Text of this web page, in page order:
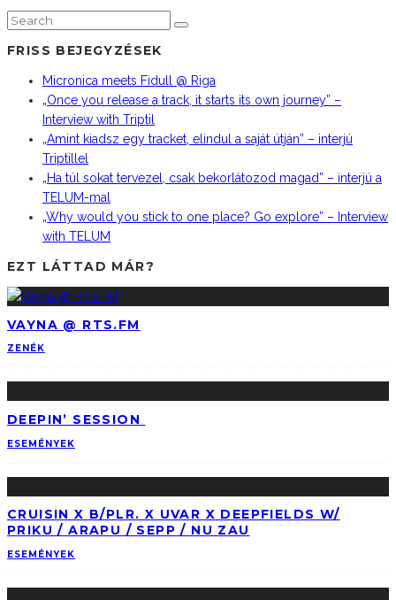
FRISS BEJEGYZÉSEK
Micronica meets Fidull @ Riga
„Once you release a track, it starts its own journey” –
Interview with Triptil
„Amint kiadsz egy tracket, elindul a saját útján” – interjú
Triptillel
„Ha túl sokat tervezel, csak bekorlátozod magad” – interjú a
TELUM-mal
„Why would you stick to one place? Go explore” – Interview
with TELUM
EZT LÁTTAD MÁR?
VAYNA @ RTS.FM
ZENÉK
DEEPIN’ SESSION
ESEMÉNYEK
CRUISIN X B/PLR. X UVAR X DEEPFIELDS W/
PRIKU / ARAPU / SEPP / NU ZAU
ESEMÉNYEK